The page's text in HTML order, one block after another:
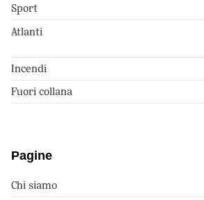
Sport
Atlanti
Incendi
Fuori collana
Pagine
Chi siamo